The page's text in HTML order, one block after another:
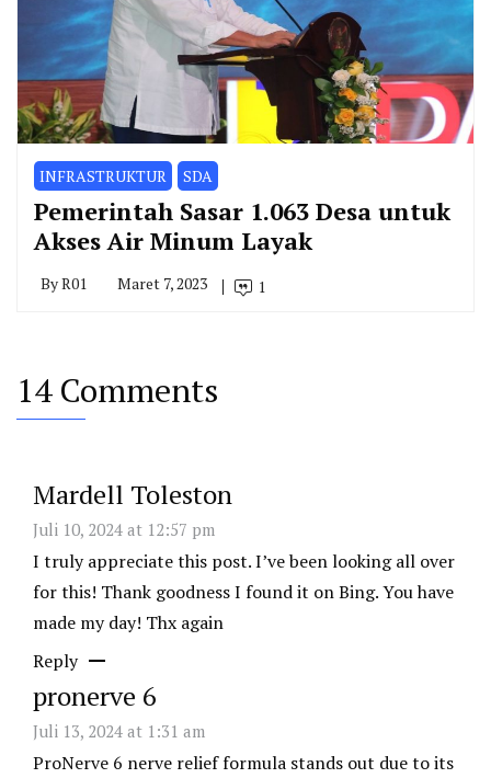
INFRASTRUKTUR SDA
Pemerintah Sasar 1.063 Desa untuk
Akses Air Minum Layak
ByR01 Maret 7, 2023 1
14 Comments
Mardell Toleston
Juli 10, 2024 at 12:57 pm
I truly appreciate this post. I’ve been looking all over
for this! Thank goodness I found it on Bing. You have
made my day! Thx again
Reply
pronerve 6
Juli 13, 2024 at 1:31 am
ProNerve 6 nerve relief formula stands out due to its